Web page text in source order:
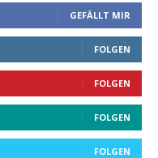
GEFÄLLT MIR
FOLGEN
FOLGEN
FOLGEN
FOLGEN